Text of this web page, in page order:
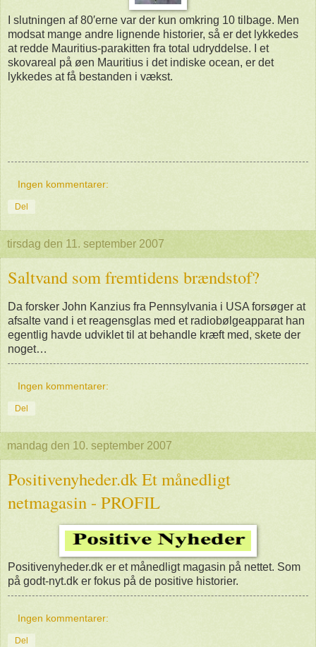
I slutningen af 80′erne var der kun omkring 10 tilbage. Men
modsat mange andre lignende historier, så er det lykkedes
at redde Mauritius-parakitten fra total udryddelse. I et
skovareal på øen Mauritius i det indiske ocean, er det
lykkedes at få bestanden i vækst.
Ingen kommentarer:
Del
tirsdag den 11. september 2007
Saltvand som fremtidens brændstof?
Da forsker John Kanzius fra Pennsylvania i USA forsøger at
afsalte vand i et reagensglas med et radiobølgeapparat han
egentlig havde udviklet til at behandle kræft med, skete der
noget…
Ingen kommentarer:
Del
mandag den 10. september 2007
Positivenyheder.dk Et månedligt
netmagasin - PROFIL
Positivenyheder.dk er et månedligt magasin på nettet. Som
på godt-nyt.dk er fokus på de positive historier.
Ingen kommentarer:
Del